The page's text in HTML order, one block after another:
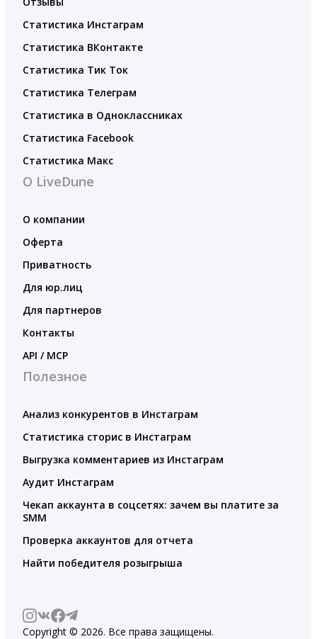
Статистика Инстаграм
Статистика ВКонтакте
Статистика Тик Ток
Статистика Телеграм
Статистика в Одноклассниках
Статистика Facebook
Статистика Макс
О LiveDune
О компании
Оферта
Приватность
Для юр.лиц
Для партнеров
Контакты
API / MCP
Полезное
Анализ конкурентов в Инстаграм
Статистика сторис в Инстаграм
Выгрузка комментариев из Инстаграм
Аудит Инстаграм
Чекап аккаунта в соцсетях: зачем вы платите за
SMM
Проверка аккаунтов для отчета
Найти победителя розыгрыша
Copyright © 2026. Все права защищены.